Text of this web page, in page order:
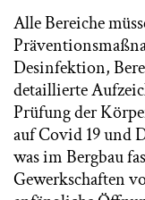
Alle Bereiche
Desinfektion,
detaillierte
Prüfung der
auf Covid 19 und
was im Bergbau
Gewerkschaften